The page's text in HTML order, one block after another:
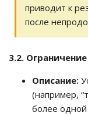
приводит к
после
3.2.
Описание:
(например,
более одной